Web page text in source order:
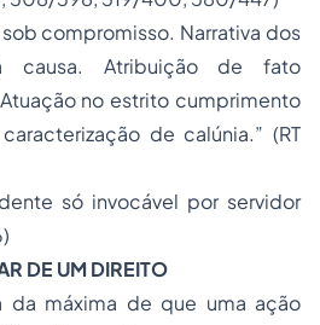
sob compromisso. Narrativa dos
causa. Atribuição de fato
no estrito cumprimento
de calúnia.” (RT
só invocável por servidor
DE UM DIREITO
da máxima de que uma ação